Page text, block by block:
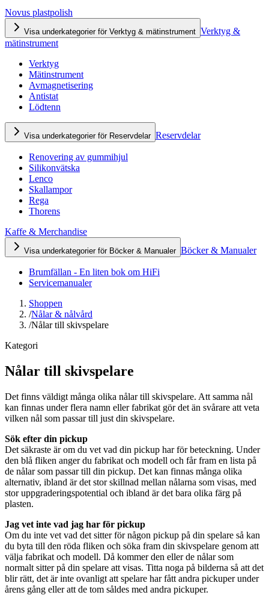
Novus plastpolish
Visa underkategorier för Verktyg & mätinstrument Verktyg &
mätinstrument
Verktyg
Mätinstrument
Avmagnetisering
Antistat
Lödtenn
Visa underkategorier för Reservdelar Reservdelar
Renovering av gummihjul
Silikonvätska
Lenco
Skallampor
Rega
Thorens
Kaffe & Merchandise
Visa underkategorier för Böcker & Manualer Böcker & Manualer
Brumfällan - En liten bok om HiFi
Servicemanualer
Shoppen
/Nålar & nålvård
/Nålar till skivspelare
Kategori
Nålar till skivspelare
Det finns väldigt många olika nålar till skivspelare. Att samma nål
kan finnas under flera namn eller fabrikat gör det än svårare att veta
vilken nål som passar till just din skivspelare.
Sök efter din pickup
Det säkraste är om du vet vad din pickup har för beteckning. Under
den blå fliken anger du fabrikat och modell och får fram en lista på
de nålar som passar till din pickup. Det kan finnas många olika
alternativ, ibland är det stor skillnad mellan nålarna som visas, med
stor uppgraderingspotential och ibland är det bara olika färg på
plasten.
Jag vet inte vad jag har för pickup
Om du inte vet vad det sitter för någon pickup på din spelare så kan
du byta till den röda fliken och söka fram din skivspelare genom att
välja fabrikat och modell. Då kommer den eller de nålar som
normalt sitter på din spelare att visas. Titta noga på bilderna så att det
blir rätt, det är inte ovanligt att spelare har fått andra pickuper under
årens gång eller att de tom såldes med andra pickuper.